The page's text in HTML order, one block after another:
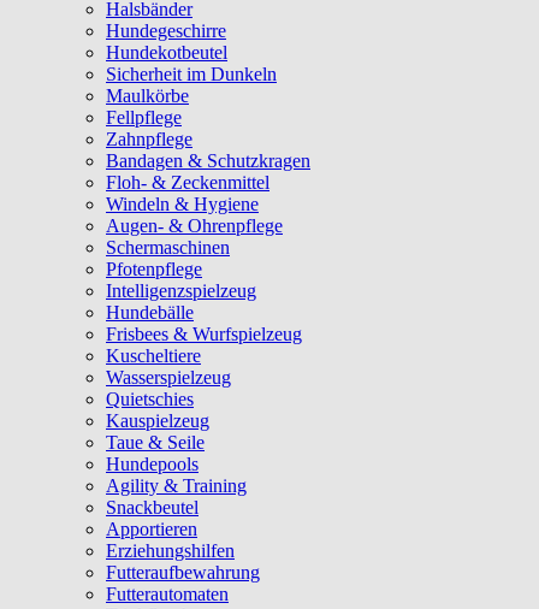
Halsbänder
Hundegeschirre
Hundekotbeutel
Sicherheit im Dunkeln
Maulkörbe
Fellpflege
Zahnpflege
Bandagen & Schutzkragen
Floh- & Zeckenmittel
Windeln & Hygiene
Augen- & Ohrenpflege
Schermaschinen
Pfotenpflege
Intelligenzspielzeug
Hundebälle
Frisbees & Wurfspielzeug
Kuscheltiere
Wasserspielzeug
Quietschies
Kauspielzeug
Taue & Seile
Hundepools
Agility & Training
Snackbeutel
Apportieren
Erziehungshilfen
Futteraufbewahrung
Futterautomaten